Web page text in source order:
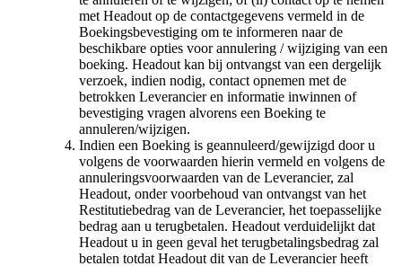
met Headout op de contactgegevens vermeld in de
Boekingsbevestiging om te informeren naar de
beschikbare opties voor annulering / wijziging van een
boeking. Headout kan bij ontvangst van een dergelijk
verzoek, indien nodig, contact opnemen met de
betrokken Leverancier en informatie inwinnen of
bevestiging vragen alvorens een Boeking te
annuleren/wijzigen.
Indien een Boeking is geannuleerd/gewijzigd door u
volgens de voorwaarden hierin vermeld en volgens de
annuleringsvoorwaarden van de Leverancier, zal
Headout, onder voorbehoud van ontvangst van het
Restitutiebedrag van de Leverancier, het toepasselijke
bedrag aan u terugbetalen. Headout verduidelijkt dat
Headout u in geen geval het terugbetalingsbedrag zal
betalen totdat Headout dit van de Leverancier heeft